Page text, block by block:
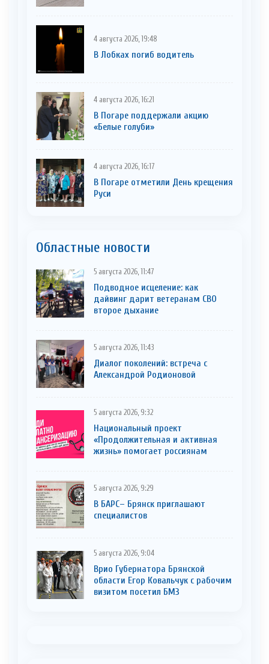
4 августа 2026, 19:48
В Лобках погиб водитель
4 августа 2026, 16:21
В Погаре поддержали акцию
«Белые голуби»
4 августа 2026, 16:17
В Погаре отметили День крещения
Руси
Областные новости
5 августа 2026, 11:47
Подводное исцеление: как
дайвинг дарит ветеранам СВО
второе дыхание
5 августа 2026, 11:43
Диалог поколений: встреча с
Александрой Родионовой
5 августа 2026, 9:32
Национальный проект
«Продолжительная и активная
жизнь» помогает россиянам
5 августа 2026, 9:29
В БАРС– Брянcк приглaшают
cпециaлистoв
5 августа 2026, 9:04
Врио Губернатора Брянской
области Егор Ковальчук с рабочим
визитом посетил БМЗ